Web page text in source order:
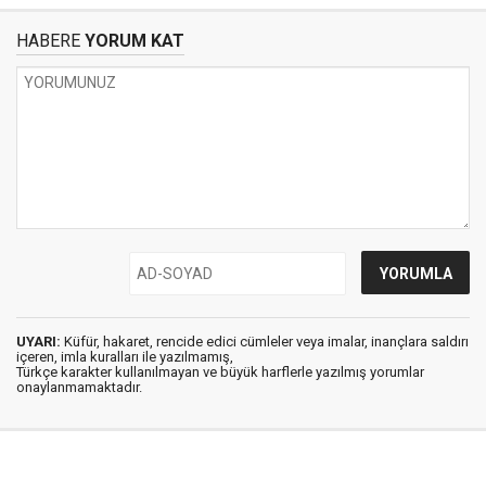
HABERE YORUM KAT
UYARI: Küfür, hakaret, rencide edici cümleler veya imalar, inançlara saldırı
içeren, imla kuralları ile yazılmamış,
Türkçe karakter kullanılmayan ve büyük harflerle yazılmış yorumlar
onaylanmamaktadır.